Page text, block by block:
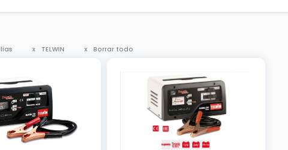
TELWIN Borrar todo